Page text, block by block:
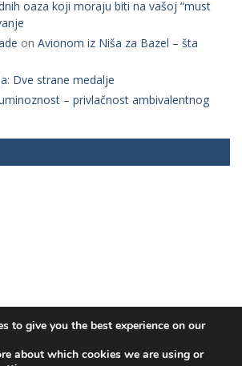
oaza koji moraju biti na vašoj “must
on Avionom iz Niša za Bazel – šta
Dve strane medalje
– privlačnost ambivalentnog
to give you the best experience on our
about which cookies we are using or